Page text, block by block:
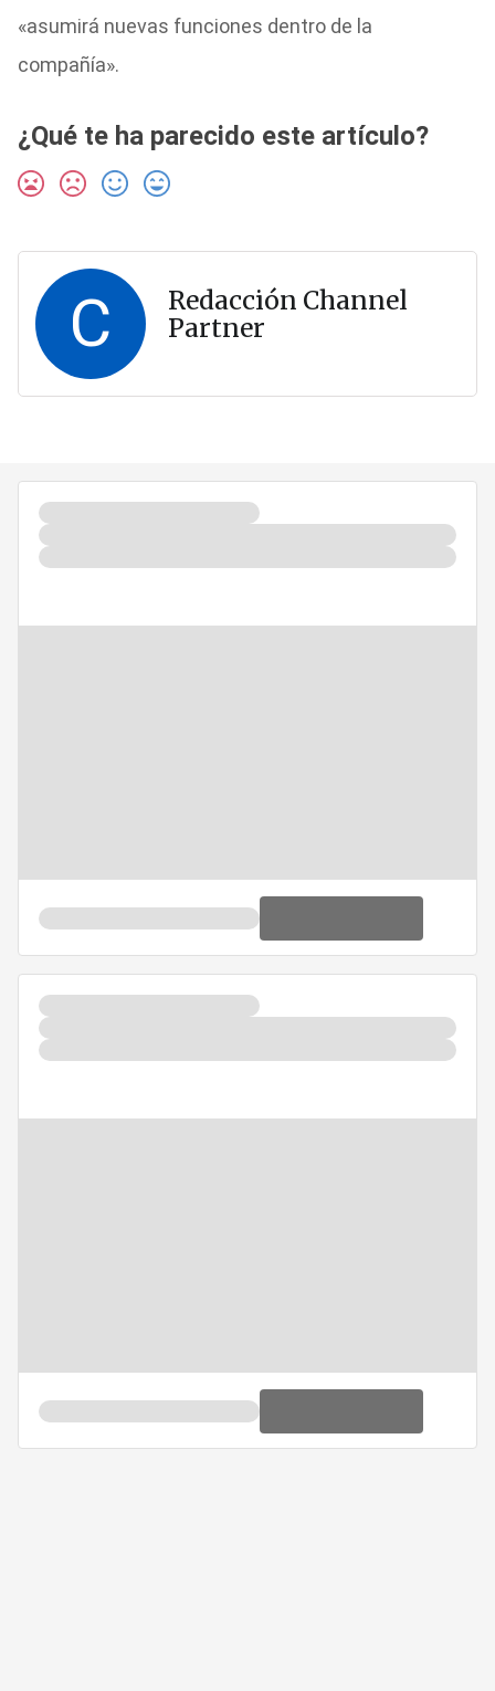
«asumirá nuevas funciones dentro de la
compañía».
¿Qué te ha parecido este artículo?
C
Redacción Channel
Partner